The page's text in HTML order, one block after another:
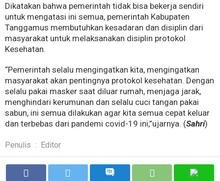
Dikatakan bahwa pemerintah tidak bisa bekerja sendiri
untuk mengatasi ini semua, pemerintah Kabupaten
Tanggamus membutuhkan kesadaran dan disiplin dari
masyarakat untuk melaksanakan disiplin protokol
Kesehatan.
“Pemerintah selalu mengingatkan kita, mengingatkan
masyarakat akan pentingnya protokol kesehatan. Dengan
selalu pakai masker saat diluar rumah, menjaga jarak,
menghindari kerumunan dan selalu cuci tangan pakai
sabun, ini semua dilakukan agar kita semua cepat keluar
dan terbebas dari pandemi covid-19 ini,”ujarnya. (Sahri)
Penulis : Editor